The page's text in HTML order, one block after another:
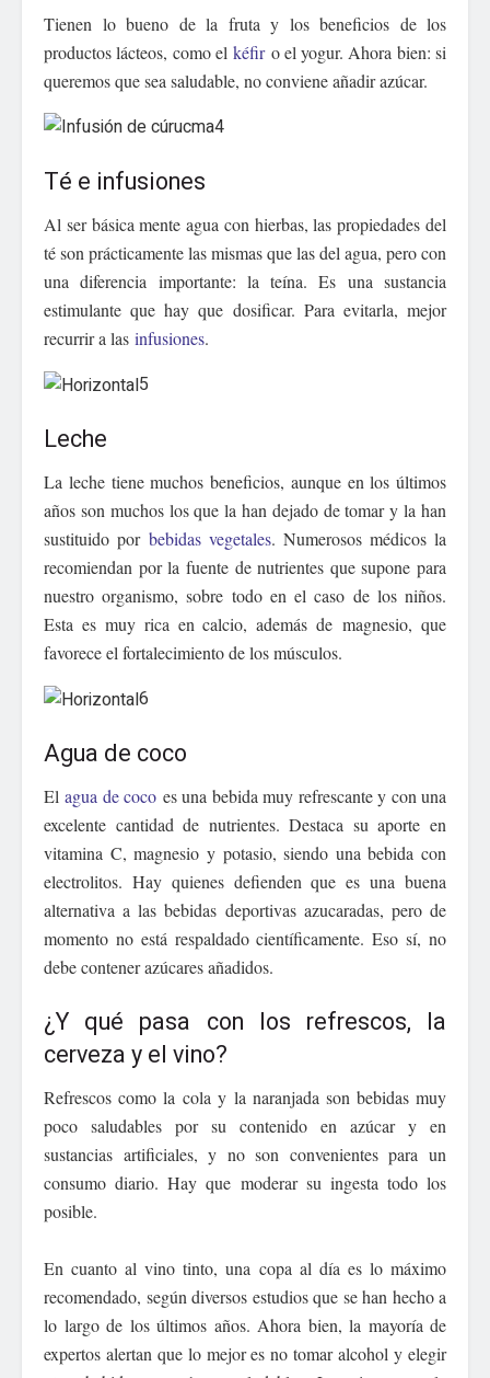
Tienen lo bueno de la fruta y los beneficios de los
productos lácteos, como elkéfir o el yogur. Ahora bien: si
queremos que sea saludable, no conviene añadir azúcar.
4
Té e infusiones
Al ser básica mente agua con hierbas, las propiedades del
té son prácticamente las mismas que las del agua, pero con
una diferencia importante: la teína. Es una sustancia
estimulante que hay que dosificar. Para evitarla, mejor
recurrir a las infusiones.
5
Leche
La leche tiene muchos beneficios, aunque en los últimos
años son muchos los que la han dejado de tomar y la han
sustituido por bebidas vegetales. Numerosos médicos la
recomiendan por la fuente de nutrientes que supone para
nuestro organismo, sobre todo en el caso de los niños.
Esta es muy rica en calcio, además de magnesio, que
favorece el fortalecimiento de los músculos.
6
Agua de coco
Elagua de coco es una bebida muy refrescante y con una
excelente cantidad de nutrientes. Destaca su aporte en
vitamina C, magnesio y potasio, siendo una bebida con
electrolitos. Hay quienes defienden que es una buena
alternativa a las bebidas deportivas azucaradas, pero de
momento no está respaldado científicamente. Eso sí, no
debe contener azúcares añadidos.
¿Y qué pasa con los refrescos, la
cerveza y el vino?
Refrescos como la cola y la naranjada son bebidas muy
poco saludables por su contenido en azúcar y en
sustancias artificiales, y no son convenientes para un
consumo diario. Hay que moderar su ingesta todo los
posible.
​En cuanto al vino tinto, una copa al día es lo máximo
recomendado, según diversos estudios que se han hecho a
lo largo de los últimos años. Ahora bien, la mayoría de
expertos alertan que lo mejor es no tomar alcohol y elegir